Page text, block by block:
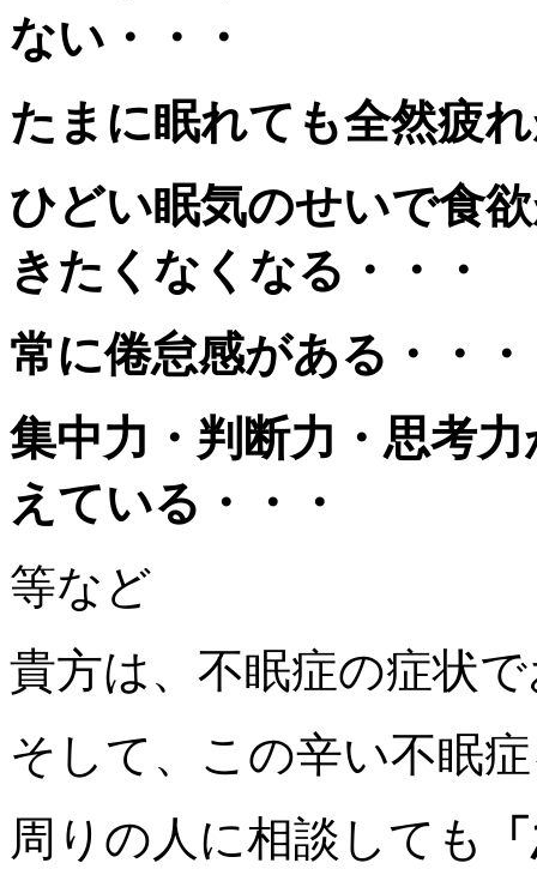
ない・・・
たまに眠れても全然疲
ひどい眠気のせいで食
きたくなくなる・・・
常に倦怠感がある・・・
集中力・判断力・思考
えている・・・
等など
貴方は、不眠症の症状
そして、この辛い不眠
周りの人に相談しても